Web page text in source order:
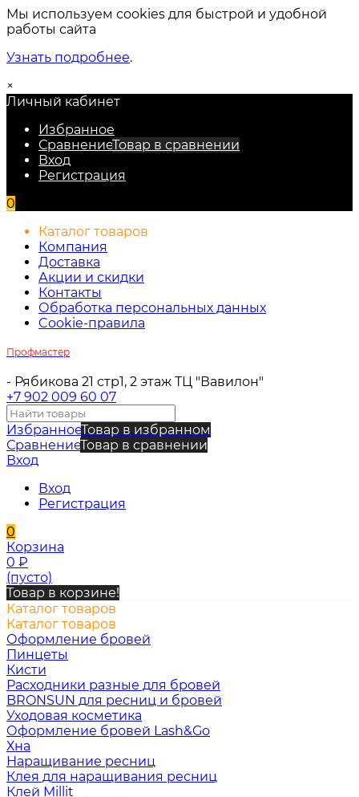
Мы используем cookies для быстрой и удобной
работы сайта
Узнать подробнее.
×
Личный кабинет
Избранное
СравнениеТовар в сравнении
Вход
Регистрация
0
Каталог товаров
Компания
Доставка
Акции и скидки
Контакты
Обработка персональных данных
Cookie-правила
Профмастер
- Рябикова 21 стр1, 2 этаж ТЦ "Вавилон"
+7 902 009 60 07
ИзбранноеТовар в избранном
СравнениеТовар в сравнении
Вход
Вход
Регистрация
0
Корзина
0 ₽
(пусто)
Товар в корзине!
Каталог товаров
Каталог товаров
Оформление бровей
Пинцеты
Кисти
Расходники разные для бровей
BRONSUN для ресниц и бровей
Уходовая косметика
Оформление бровей Lash&Go
Хна
Наращивание ресниц
Клея для наращивания ресниц
Клей Millit